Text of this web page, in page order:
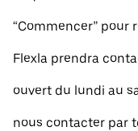
“Commencer” pour
Flexla prendra
ouvert du lundi au
nous contacter par